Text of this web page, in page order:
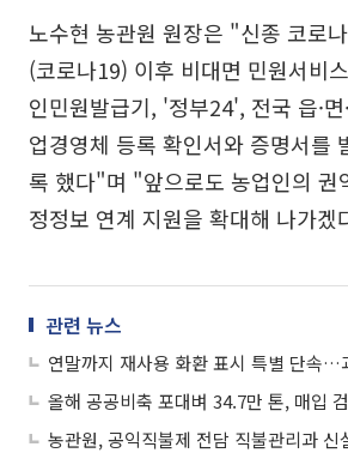
노수현 농관원 원장은 "신종 코로
(코로나19) 이후 비대면 민원서비
인민원발급기, '정부24', 전국 읍·
업경영체 등록 확인서와 증명서를
록 했다"며 "앞으로도 농업인의 권
정정보 연계 지원을 확대해 나가겠
관련 뉴스
올해 공공비축 포대벼 34.7만 톤, 매입
농관원, 공익직불제 전담 직불관리과 신